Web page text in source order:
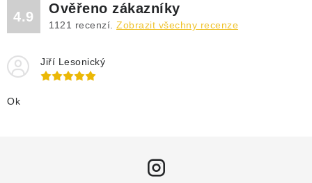
4.9
Ověřeno zákazníky
1121 recenzí. Zobrazit všechny recenze
Jiří Lesonický
Ok